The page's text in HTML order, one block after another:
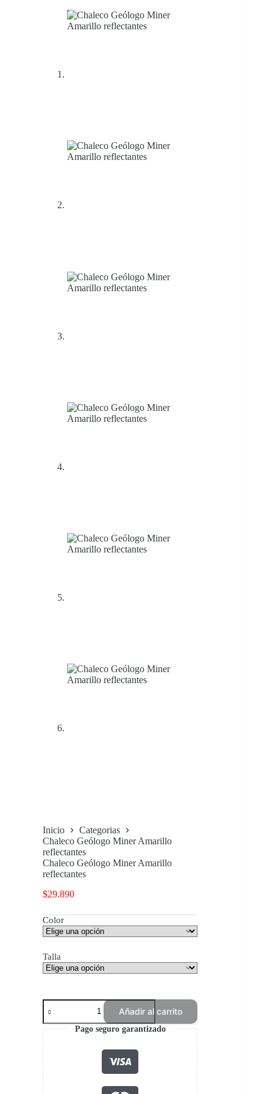
Inicio
Categorias
Chaleco Geólogo Miner Amarillo
reflectantes
Chaleco Geólogo Miner Amarillo
reflectantes
$29.890
Color
Talla
Chaleco
Geólogo
Miner
Amarillo
reflectantes
cantidad
Añadir al carrito
Pago seguro garantizado